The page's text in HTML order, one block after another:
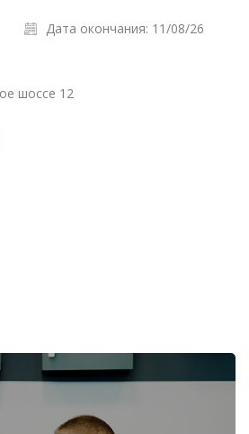
Дата окончания: 11/08/26
шоссе 12
событие